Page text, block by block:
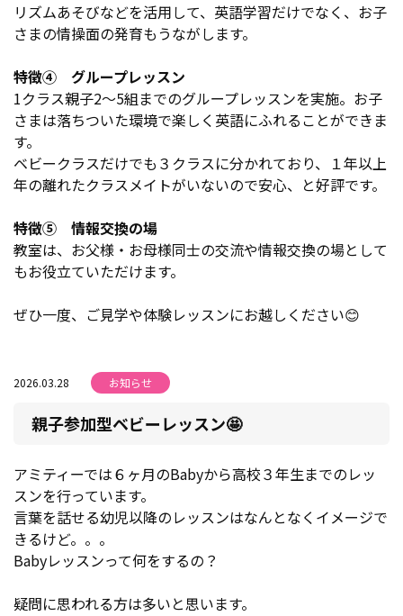
リズムあそびなどを活用して、英語学習だけでなく、お子
さまの情操面の発育もうながします。
特徴④ グループレッスン
1クラス親子2〜5組までのグループレッスンを実施。お子
さまは落ちついた環境で楽しく英語にふれることができま
す。
ベビークラスだけでも３クラスに分かれており、１年以上
年の離れたクラスメイトがいないので安心、と好評です。
特徴⑤ 情報交換の場
教室は、お父様・お母様同士の交流や情報交換の場として
もお役立ていただけます。
ぜひ一度、ご見学や体験レッスンにお越しください😊
2026.03.28 お知らせ
親子参加型ベビーレッスン🤩
アミティーでは６ヶ月のBabyから高校３年生までのレッ
スンを行っています。
言葉を話せる幼児以降のレッスンはなんとなくイメージで
きるけど。。。
Babyレッスンって何をするの？
疑問に思われる方は多いと思います。